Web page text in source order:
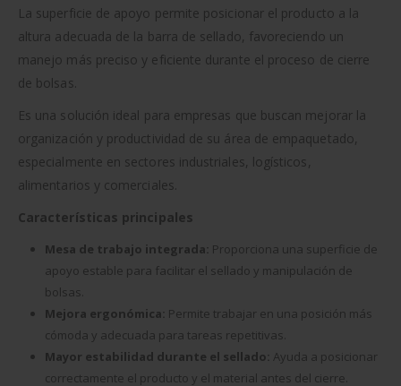
La superficie de apoyo permite posicionar el producto a la
altura adecuada de la barra de sellado, favoreciendo un
manejo más preciso y eficiente durante el proceso de cierre
de bolsas.
Es una solución ideal para empresas que buscan mejorar la
organización y productividad de su área de empaquetado,
especialmente en sectores industriales, logísticos,
alimentarios y comerciales.
Características principales
Mesa de trabajo integrada: Proporciona una superficie de
apoyo estable para facilitar el sellado y manipulación de
bolsas.
Mejora ergonómica: Permite trabajar en una posición más
cómoda y adecuada para tareas repetitivas.
Mayor estabilidad durante el sellado: Ayuda a posicionar
correctamente el producto y el material antes del cierre.